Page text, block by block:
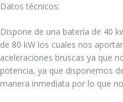
Datos técnicos:
Dispone de una batería de 40
de 80 kW los cuales nos
aceleraciones bruscas ya que
potencia, ya que disponemos
manera inmediata por lo que